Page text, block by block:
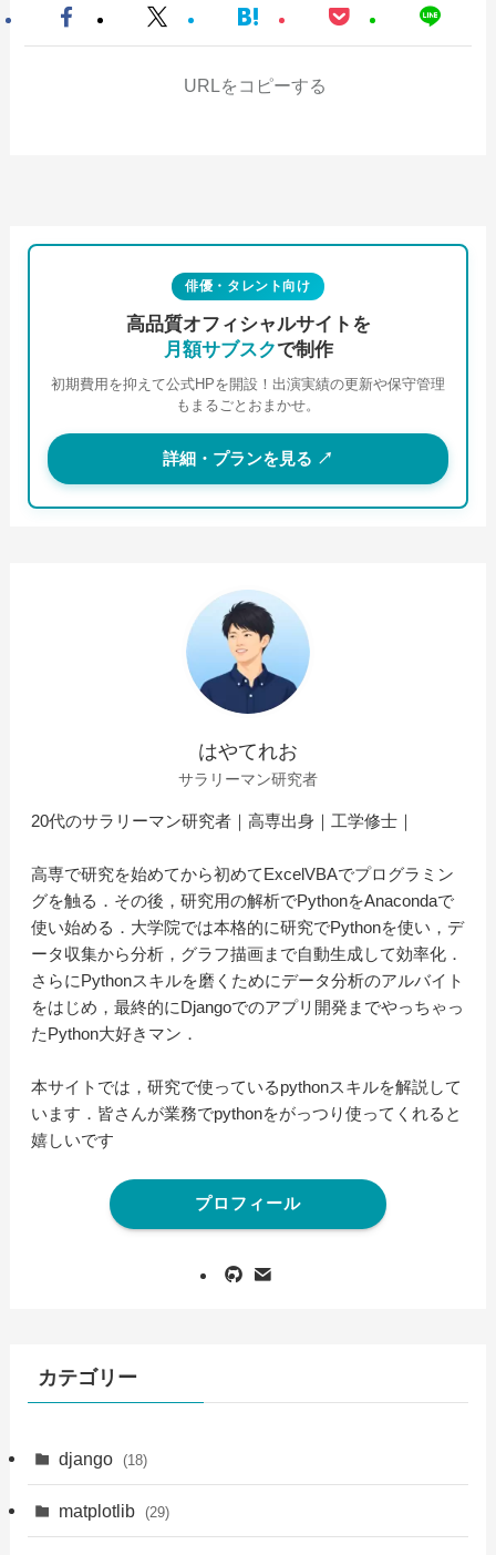
URLをコピーする
俳優・タレント向け
高品質オフィシャルサイトを
月額サブスクで制作
初期費用を抑えて公式HPを開設！出演実績の更新や保守管理
もまるごとおまかせ。
詳細・プランを見る ↗
はやてれお
サラリーマン研究者
20代のサラリーマン研究者｜高専出身｜工学修士｜
高専で研究を始めてから初めてExcelVBAでプログラミン
グを触る．その後，研究用の解析でPythonをAnacondaで
使い始める．大学院では本格的に研究でPythonを使い，デ
ータ収集から分析，グラフ描画まで自動生成して効率化．
さらにPythonスキルを磨くためにデータ分析のアルバイト
をはじめ，最終的にDjangoでのアプリ開発までやっちゃっ
たPython大好きマン．
本サイトでは，研究で使っているpythonスキルを解説して
います．皆さんが業務でpythonをがっつり使ってくれると
嬉しいです
プロフィール
カテゴリー
django (18)
matplotlib (29)